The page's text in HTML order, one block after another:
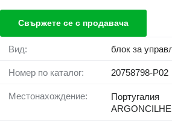
Свържете се с продавача
Вид: блок за
Номер по каталог: 20758798-P02
Местонахождение:
Португалия
ARGONCILHE